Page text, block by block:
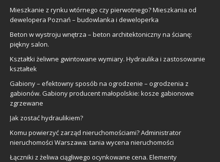
Mieszkanie z rynku wtórnego czy pierwotnego? Mieszkania od
dewelopera Poznań – budowlanka i deweloperka
Beton w wystroju wnętrza – beton architektoniczny na ścianę:
piękny salon.
Kształtki żeliwne gwintowane wymiary. Hydraulika i zastosowanie
kształtek
Gabiony – efektowny sposób na ogrodzenie – ogrodzenia z
gabionów. Gabiony producent małopolskie: kosze gabionowe
zgrzewane
Jak zostać hydraulikiem?
Komu powierzyć zarząd nieruchomościami? Administrator
nieruchomości Warszawa: tania wycena nieruchomości
Łączniki z żeliwa ciągliwego ocynkowane cena. Elementy